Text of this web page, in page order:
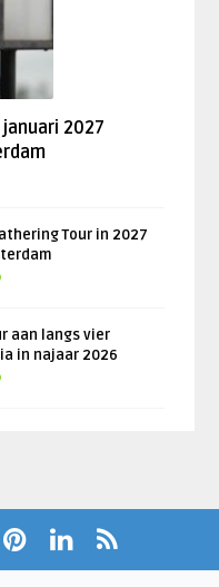
2027
Tour in 2027
aan langs vier
in najaar 2026